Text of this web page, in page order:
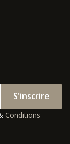
S'inscrire
Conditions